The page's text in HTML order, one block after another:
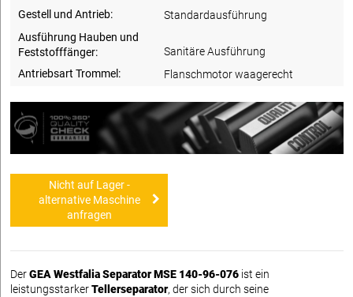
Gestell und Antrieb:
Standardausführung
Ausführung Hauben und
Feststofffänger:
Sanitäre Ausführung
Antriebsart Trommel:
Flanschmotor waagerecht
Nicht auf Lager -
alternative Maschine
anfragen
DerGEA Westfalia Separator MSE 140-96-076 ist ein
leistungsstarkerTellerseparator, der sich durch seine